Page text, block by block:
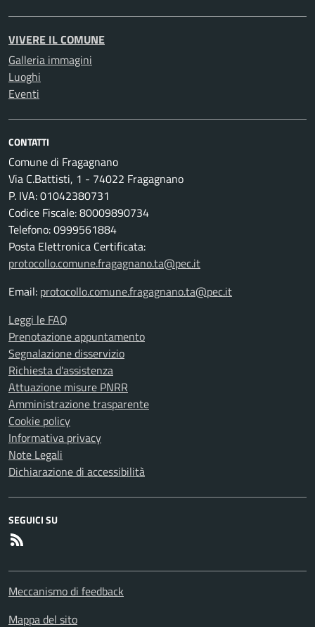
VIVERE IL COMUNE
Galleria immagini
Luoghi
Eventi
CONTATTI
Comune di Fragagnano
Via C.Battisti, 1 - 74022 Fragagnano
P. IVA: 01042380731
Codice Fiscale: 80009890734
Telefono: 0999561884
Posta Elettronica Certificata:
protocollo.comune.fragagnano.ta@pec.it
Email: protocollo.comune.fragagnano.ta@pec.it
Leggi le FAQ
Prenotazione appuntamento
Segnalazione disservizio
Richiesta d'assistenza
Attuazione misure PNRR
Amministrazione trasparente
Cookie policy
Informativa privacy
Note Legali
Dichiarazione di accessibilità
SEGUICI SU
Meccanismo di feedback
Mappa del sito